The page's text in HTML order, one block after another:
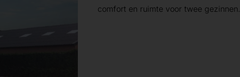
comfort en ruimte voor twee gezinnen.